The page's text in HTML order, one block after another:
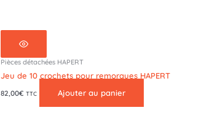
Pièces détachées HAPERT
Jeu de 10 crochets pour remorques HAPERT
82,00€ TTC Ajouter au panier